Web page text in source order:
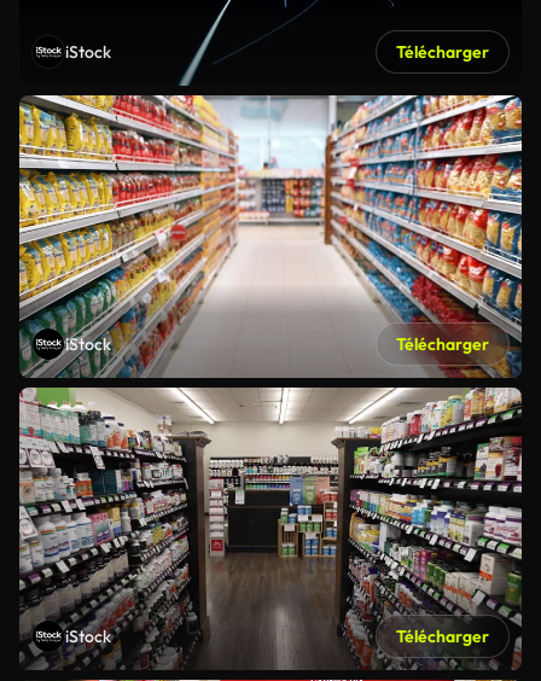
iStock Télécharger
iStock Télécharger
iStock Télécharger